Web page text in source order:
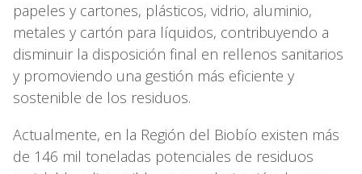
papeles y cartones, plásticos, vidrio, aluminio,
metales y cartón para líquidos, contribuyendo a
disminuir la disposición final en rellenos sanitarios
y promoviendo una gestión más eficiente y
sostenible de los residuos.
Actualmente, en la Región del Biobío existen más
de 146 mil toneladas potenciales de residuos